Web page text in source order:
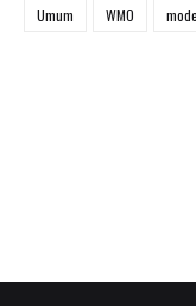
Umum
WMO